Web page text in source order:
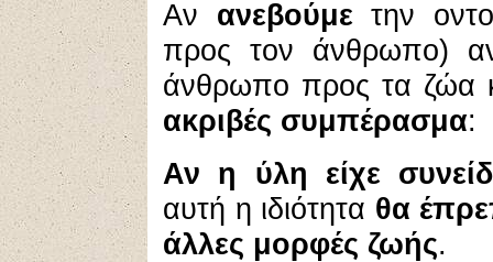
Αν ανεβούμετην
προς τον άνθρωπο)
άνθρωπο προς τα ζώα
ακριβές συμπέρασμα:
Αν η ύλη είχε
αυτή η ιδιότητα θα
άλλες μορφές ζωής.